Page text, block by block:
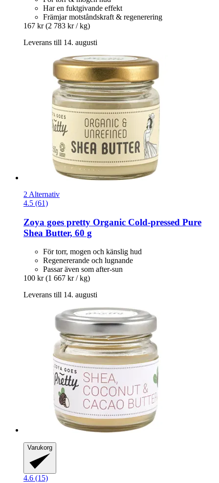
Har en fuktgivande effekt
Främjar motståndskraft & regenerering
167 kr (2 783 kr / kg)
Leverans till 14. augusti
2 Alternativ
4.5 (61)
Zoya goes pretty Organic Cold-​pressed Pure
Shea Butter, 60 g
För torr, mogen och känslig hud
Regenererande och lugnande
Passar även som after-sun
100 kr (1 667 kr / kg)
Leverans till 14. augusti
Varukorg
4.6 (15)